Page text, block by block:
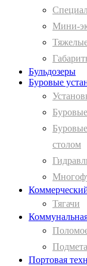
Мини-
Бульдозеры
Буровые
столом
Тягачи
Портовая